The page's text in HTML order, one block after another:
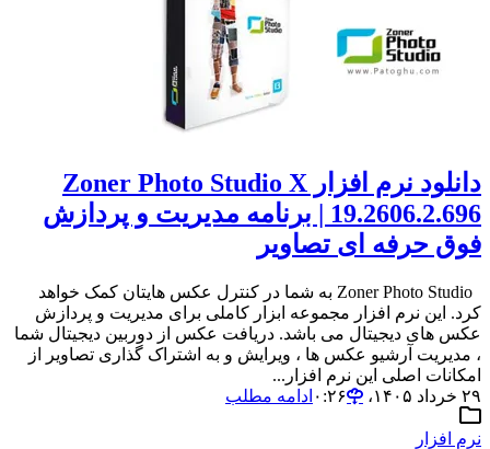
دانلود نرم افزار Zoner Photo Studio X
19.2606.2.696 | برنامه مدیریت و پردازش
فوق حرفه ای تصاویر
Zoner Photo Studio به شما در کنترل عکس هایتان کمک خواهد
کرد. این نرم افزار مجموعه ابزار کاملی برای مدیریت و پردازش
عکس های دیجیتال می باشد. دریافت عکس از دوربین دیجیتال شما
، مدیریت آرشیو عکس ها ، ویرایش و به اشتراک گذاری تصاویر از
امکانات اصلی این نرم افزار...
۲۹ خرداد ۱۴۰۵،‏ ۰:۲۶
ادامه مطلب
نرم افزار